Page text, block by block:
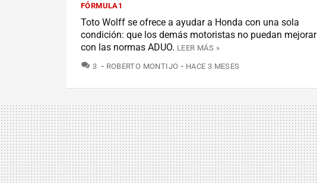
FÓRMULA1
Toto Wolff se ofrece a ayudar a Honda con una sola
condición: que los demás motoristas no puedan mejorar
con las normas ADUO. LEER MÁS »
3 COMENTARIOS
ROBERTO MONTIJO HACE 3 MESES